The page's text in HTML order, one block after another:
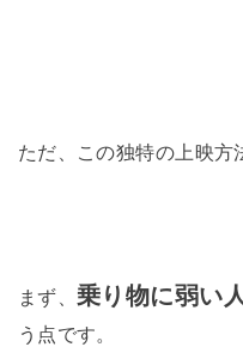
ただ、この独特の上映方
まず、 乗り物に弱い
う点です。